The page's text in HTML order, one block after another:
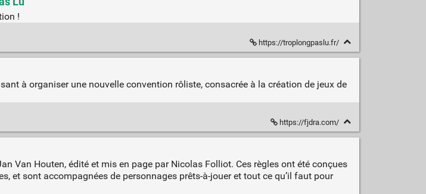
!
https://troplongpaslu.fr/
à organiser une nouvelle convention rôliste, consacrée à la création de jeux de
https://fjdra.com/
Van Houten, édité et mis en page par Nicolas Folliot. Ces règles ont été conçues
et sont accompagnées de personnages prêts-à-jouer et tout ce qu’il faut pour